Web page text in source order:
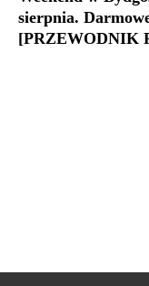
sierpnia.
[PRZEWODNIK